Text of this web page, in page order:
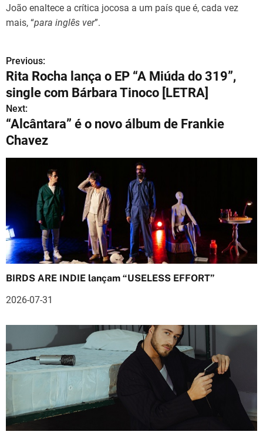
João enaltece a crítica jocosa a um país que é, cada vez
mais, “para inglês ver”.
N
a
v
e
g
ã
o
d
t
i
g
o
Previous:
Rita Rocha lança o EP “A Miúda do 319”,
single com Bárbara Tinoco [LETRA]
Next:
“Alcântara” é o novo álbum de Frankie
Chavez
BIRDS ARE INDIE lançam “USELESS EFFORT”
2026-07-31